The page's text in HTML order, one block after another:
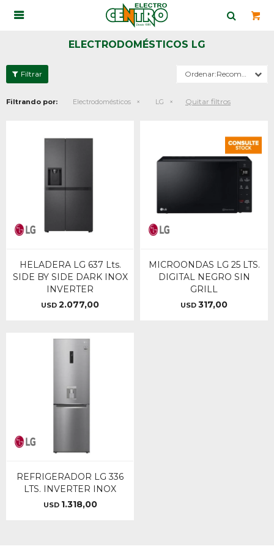

ELECTRODOMÉSTICOS LG
Recomendados
Filtrando por: Electrodomésticos LG Quitar filtros
HELADERA LG 637 Lts.
SIDE BY SIDE DARK INOX
INVERTER
USD 2.077,00
MICROONDAS LG 25 LTS.
DIGITAL NEGRO SIN
GRILL
USD 317,00
REFRIGERADOR LG 336
LTS. INVERTER INOX
USD 1.318,00